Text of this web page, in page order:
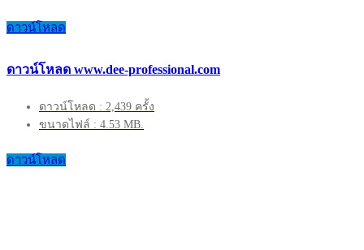
ดาวน์โหลด
ดาวน์โหลด www.dee-professional.com
ดาวน์โหลด : 2,439 ครั้ง
ขนาดไฟล์ : 4.53 MB.
ดาวน์โหลด